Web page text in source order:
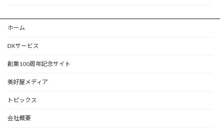
ホーム
DXサービス
創業100周年記念サイト
美好屋メディア
トピックス
会社概要